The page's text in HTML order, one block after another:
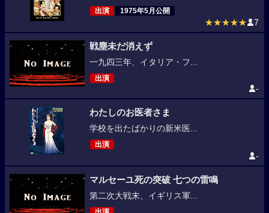
出演 1975年5月公開
★★★★★ 7
戦塵未だ消えず
一九四三年、イタリア・フ...
出演
-
わたしのお医者さま
学校を出たばかりの新米医...
出演
-
マルセーユ死の突破 七つの雷鳴
第二次大戦末、イギリス軍...